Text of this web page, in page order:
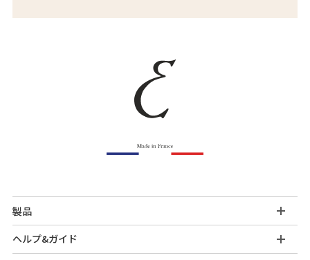
製品
ヘルプ&ガイド